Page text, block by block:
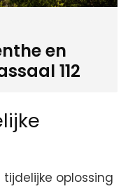
en
112
oplossing